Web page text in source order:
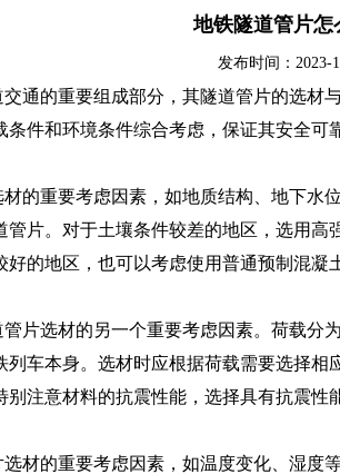
地铁隧道管片怎
发布时间：2023-
通的重要组成部分，其隧道管片的选材
件和环境条件综合考虑，保证其安全可
的重要考虑因素，如地质结构、地下水
管片。对于土壤条件较差的地区，选用
的地区，也可以考虑使用普通预制混凝
片选材的另一个重要考虑因素。荷载分
列车本身。选材时应根据荷载需要选择
注意材料的抗震性能，选择具有抗震性
材的重要考虑因素，如温度变化、湿度